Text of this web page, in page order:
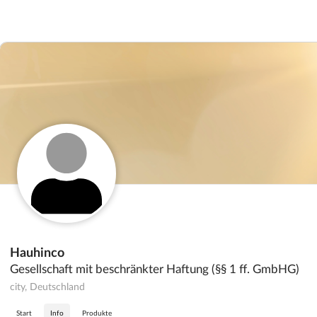
Hauhinco
Gesellschaft mit beschränkter Haftung (§§ 1 ff. GmbHG)
city, Deutschland
Start Info Produkte